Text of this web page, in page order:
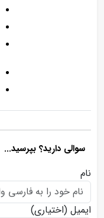
سوالی دارید؟ بپرسید...
نام
ایمیل (اختیاری)